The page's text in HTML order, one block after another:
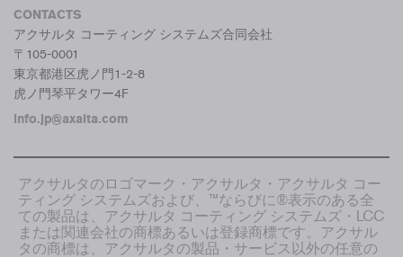
CONTACTS
アクサルタ コーティング システムズ合同会社
〒105-0001
東京都港区虎ノ門1-2-8
虎ノ門琴平タワー4F
info.jp@axalta.com
アクサルタのロゴマーク・アクサルタ・アクサルタ コー
ティング システムズおよび、™ならびに®表示のある全
ての製品は、アクサルタ コーティング システムズ・LCC
または関連会社の商標あるいは登録商標です。アクサル
タの商標は、アクサルタの製品・サービス以外の任意の